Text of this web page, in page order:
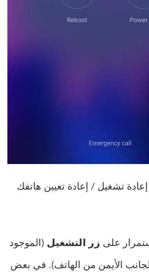
تشغيل / إعادة تعيين هاتفك
زر التشغيل (الموجود
الأيمن من الهاتف). في بعض